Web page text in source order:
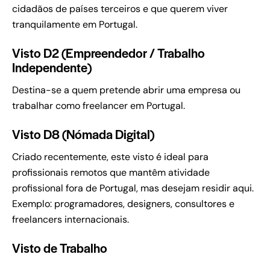
cidadãos de países terceiros e que querem viver
tranquilamente em Portugal.
Visto D2 (Empreendedor / Trabalho
Independente)
Destina-se a quem pretende abrir uma empresa ou
trabalhar como freelancer em Portugal.
Visto D8 (Nómada Digital)
Criado recentemente, este visto é ideal para
profissionais remotos que mantêm atividade
profissional fora de Portugal, mas desejam residir aqui.
Exemplo: programadores, designers, consultores e
freelancers internacionais.
Visto de Trabalho